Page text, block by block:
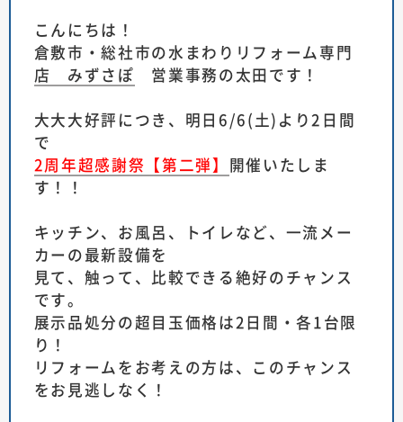
こんにちは！
倉敷市・総社市の水まわりリフォーム専門
店 みずさぽ 営業事務の太田です！
大大大好評につき、明日6/6(土)より2日間
で
2周年超感謝祭【第二弾】 開催いたしま
す！！
キッチン、お風呂、トイレなど、一流メー
カーの最新設備を
見て、触って、比較できる絶好のチャンス
です。
展示品処分の超目玉価格は2日間・各1台限
り！
リフォームをお考えの方は、このチャンス
をお見逃しなく！